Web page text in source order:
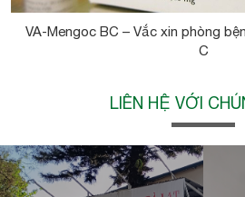
VA-Mengoc BC – Vắc xin phòng
C
LIÊN HỆ VỚI